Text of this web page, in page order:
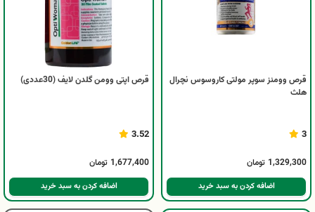
قرص وومنز سوپر مولتی کاروسوس نچرال
هلث
3
1,329,300 تومان
اضافه کردن به سبد خرید
قرص اپتی وومن گلدن لایف (30عددی)
3.52
1,677,400 تومان
اضافه کردن به سبد خرید